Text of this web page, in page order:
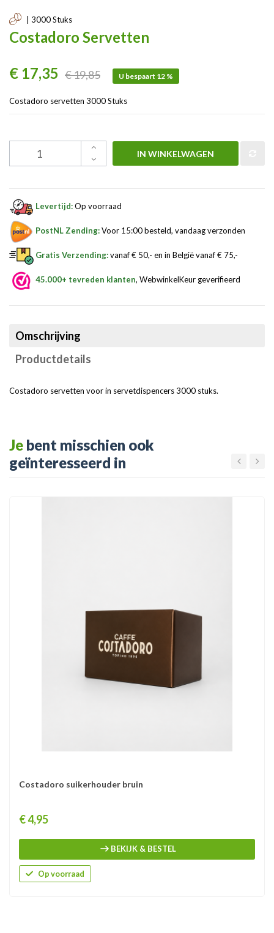
| 3000 Stuks
Costadoro Servetten
€ 17,35 € 19,85 U bespaart 12 %
Costadoro servetten 3000 Stuks
IN WINKELWAGEN
Levertijd:Op voorraad
PostNL Zending:Voor 15:00 besteld, vandaag verzonden
Gratis Verzending:vanaf € 50,- en in België vanaf € 75,-
45.000+ tevreden klanten, WebwinkelKeur geverifieerd
Omschrijving
Productdetails
Costadoro servetten voor in servetdispencers 3000 stuks.
Je bent misschien ook
geïnteresseerd in
Costadoro suikerhouder bruin
Prijs
€ 4,95
BEKIJK & BESTEL
Op voorraad